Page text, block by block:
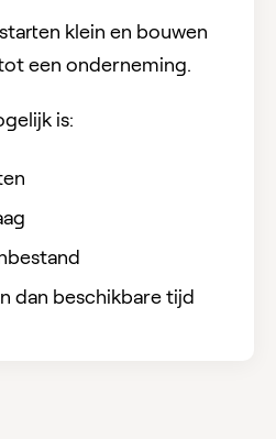
klein en bouwen
een onderneming.
is:
dan beschikbare tijd